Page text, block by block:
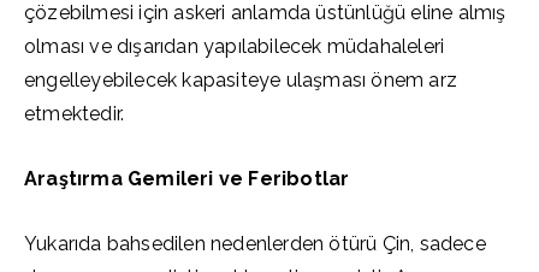
çözebilmesi için askeri anlamda üstünlüğü eline almış
olması ve dışarıdan yapılabilecek müdahaleleri
engelleyebilecek kapasiteye ulaşması önem arz
etmektedir.
Araştırma Gemileri ve Feribotlar
Yukarıda bahsedilen nedenlerden ötürü Çin, sadece